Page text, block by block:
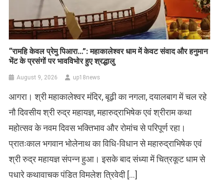
​“रामहि केवल प्रेमु पिआरा…”: महाकालेश्वर धाम में केवट संवाद और हनुमान
भेंट के प्रसंगों पर भावविभोर हुए श्रद्धालु
August 9, 2026 up18news
आगरा। श्री महाकालेश्वर मंदिर, बूढ़ी का नगला, दयालबाग में चल रहे
नौ दिवसीय श्री रुद्र महायज्ञ, महारुद्राभिषेक एवं श्रीराम कथा
महोत्सव के नवम दिवस भक्तिभाव और रोमांच से परिपूर्ण रहा।
प्रातःकाल भगवान भोलेनाथ का विधि-विधान से महारुद्राभिषेक एवं
श्री रुद्र महायज्ञ संपन्न हुआ। इसके बाद संध्या में चित्रकूट धाम से
पधारे कथावाचक पंडित विमलेश त्रिवेदी […]